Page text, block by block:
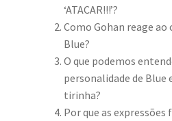
‘ATACAR!!!’?
Como Gohan reage
Blue?
O que podemos
personalidade de Blue
tirinha?
Por que as expressões